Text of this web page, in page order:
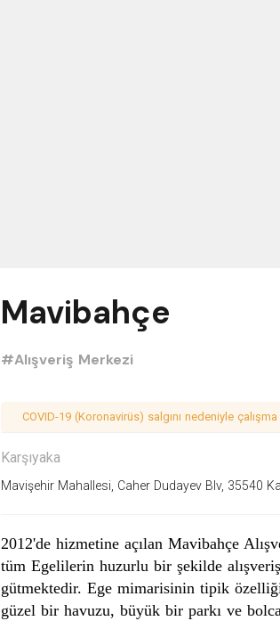
Mavibahçe
#Alışveriş Merkezi
COVID-19 (Koronavirüs) salgını nedeniyle
Karşıyaka
Mavişehir Mahallesi, Caher Dudayev Blv, 35540
2012'de hizmetine açılan Mavibahçe
tüm Egelilerin huzurlu bir şekilde
gütmektedir. Ege mimarisinin tipik
güzel bir havuzu, büyük bir parkı ve